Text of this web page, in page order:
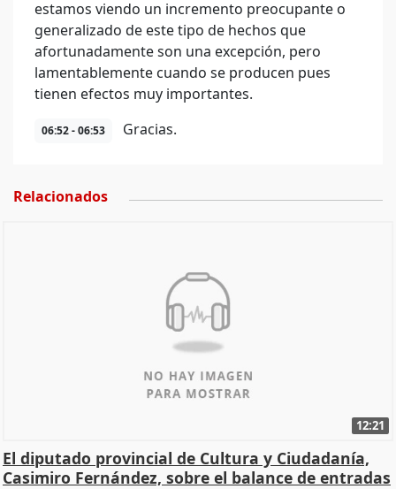
estamos viendo un incremento preocupante o
generalizado de este tipo de hechos que
afortunadamente son una excepción, pero
lamentablemente cuando se producen pues
tienen efectos muy importantes.
06:52 - 06:53 Gracias.
Relacionados
12:21
El diputado provincial de Cultura y Ciudadanía,
Casimiro Fernández, sobre el balance de entradas